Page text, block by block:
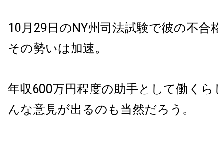
10月29日のNY州司法試験で彼の不合
その勢いは加速。
年収600万円程度の助手として働く
んな意見が出るのも当然だろう。